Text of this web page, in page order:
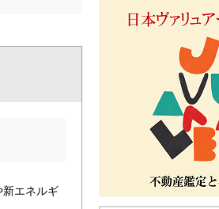
エネルギ